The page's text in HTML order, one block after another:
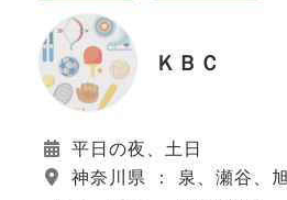
ＫＢＣ
平日の夜、土日
神奈川県 ： 泉、瀬谷、